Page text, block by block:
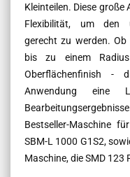
Kleinteilen. Diese große
Flexibilität, um den
gerecht zu werden.
bis zu einem
Oberflächenfinish -
Anwendung eine
Bestseller-Maschine
SBM-L 1000 G1S2,
Maschine, die SMD 123